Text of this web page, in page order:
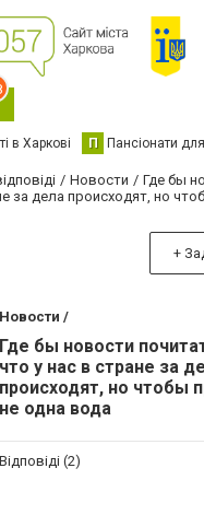
в Харкові П Пансіонати
Новости
Где бы
за дела происходят, но
+
Новости /
Где бы новости
что у нас в стране за
происходят, но чтобы
не одна вода
Відповіді (2)